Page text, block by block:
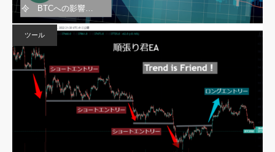
令 BTCへの影響…
ツール